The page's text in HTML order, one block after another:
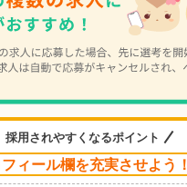
採用されやすくなるポイント
ィール欄を充実させよう！